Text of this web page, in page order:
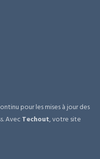
pour les mises à jour des
AvecTechout, votre site